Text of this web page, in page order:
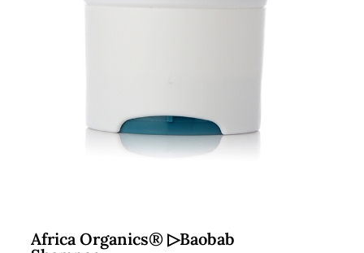
Africa Organics® ▷Baobab